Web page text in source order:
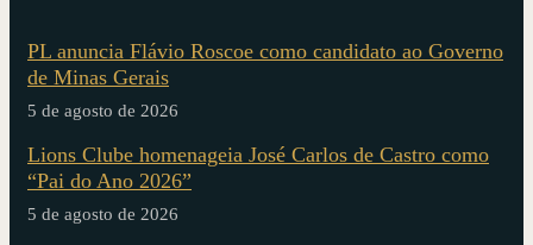
PL anuncia Flávio Roscoe como candidato ao Governo
de Minas Gerais
5 de agosto de 2026
Lions Clube homenageia José Carlos de Castro como
“Pai do Ano 2026”
5 de agosto de 2026